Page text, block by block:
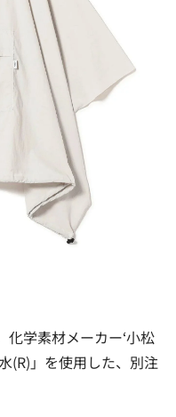
学素材メーカー‘小松
(R)」を使用した、別注